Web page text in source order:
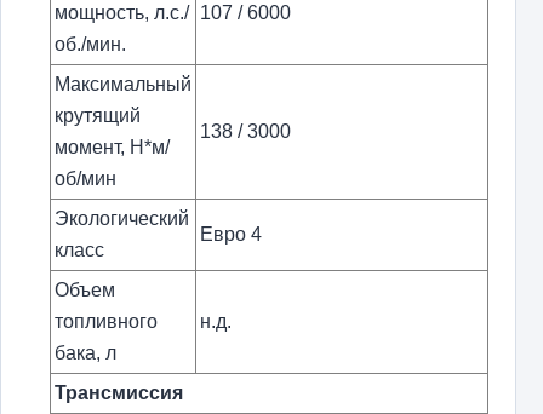
мощность, л.с./
об./мин.
107 / 6000
Максимальный
крутящий
момент, Н*м/
об/мин
138 / 3000
Экологический
класс
Евро 4
Объем
топливного
бака, л
н.д.
Трансмиссия